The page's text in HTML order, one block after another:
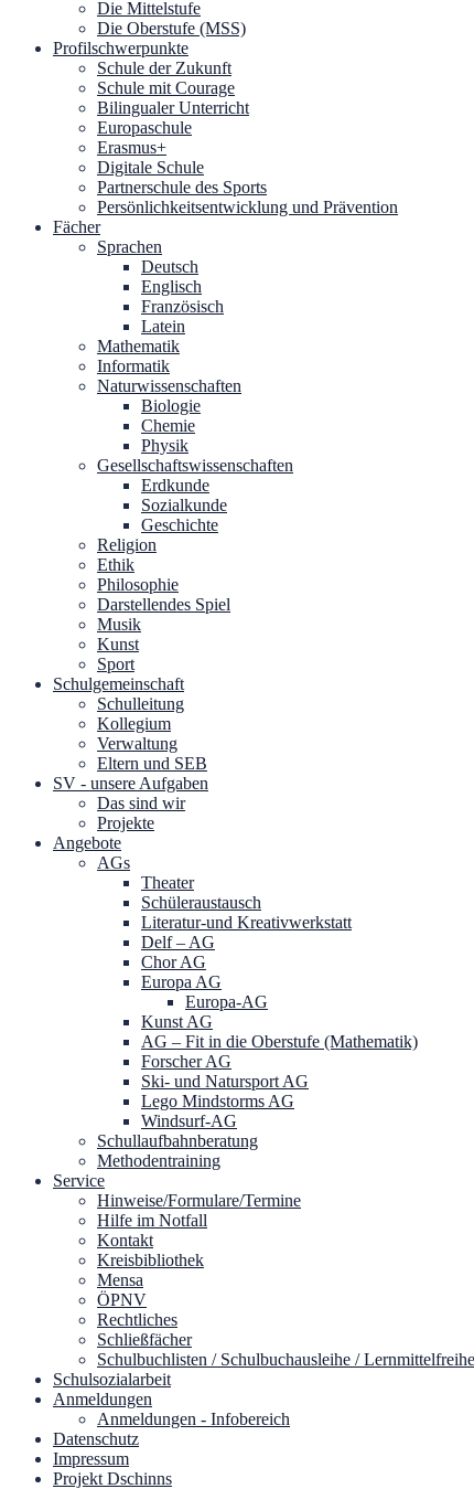
Die Mittelstufe
Die Oberstufe (MSS)
Profilschwerpunkte
Schule der Zukunft
Schule mit Courage
Bilingualer Unterricht
Europaschule
Erasmus+
Digitale Schule
Partnerschule des Sports
Persönlichkeitsentwicklung und Prävention
Fächer
Sprachen
Deutsch
Englisch
Französisch
Latein
Mathematik
Informatik
Naturwissenschaften
Biologie
Chemie
Physik
Gesellschaftswissenschaften
Erdkunde
Sozialkunde
Geschichte
Religion
Ethik
Philosophie
Darstellendes Spiel
Musik
Kunst
Sport
Schulgemeinschaft
Schulleitung
Kollegium
Verwaltung
Eltern und SEB
SV - unsere Aufgaben
Das sind wir
Projekte
Angebote
AGs
Theater
Schüleraustausch
Literatur-und Kreativwerkstatt
Delf – AG
Chor AG
Europa AG
Europa-AG
Kunst AG
AG – Fit in die Oberstufe (Mathematik)
Forscher AG
Ski- und Natursport AG
Lego Mindstorms AG
Windsurf-AG
Schullaufbahnberatung
Methodentraining
Service
Hinweise/Formulare/Termine
Hilfe im Notfall
Kontakt
Kreisbibliothek
Mensa
ÖPNV
Rechtliches
Schließfächer
Schulbuchlisten / Schulbuchausleihe /
Schulsozialarbeit
Anmeldungen
Anmeldungen - Infobereich
Datenschutz
Impressum
Projekt Dschinns